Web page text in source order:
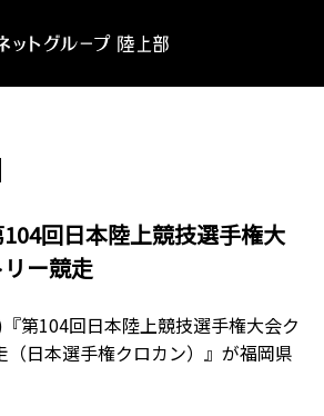
104回日本陸上競技選手権大
ー競走
第104回日本陸上競技選手権大会ク
（日本選手権クロカン）』が福岡県